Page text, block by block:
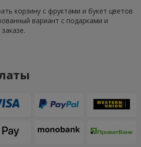
корзину с фруктами и букет цветов
вариант с подарками и